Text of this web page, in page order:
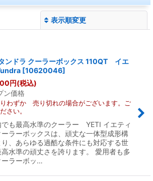
表示順変更
絞り込む
ンドラ クーラーボックス 110QT イエ
[10620046]
円(税込)
ン価格
わずか 売り切れの場合がございます。ご
さい。
でも最高水準のクーラー YETI イエティ
ラーボックスは、頑丈な一体型成形構
、あらゆる過酷な条件にも対応する世
水準の頑丈さを誇ります。 愛用者も多
ーラーボッ…